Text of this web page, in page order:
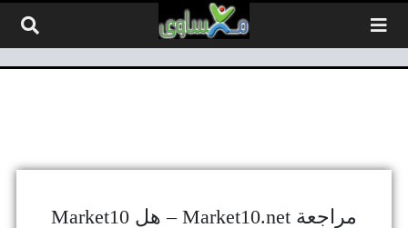
مراجعة Market10.net – هل Market10